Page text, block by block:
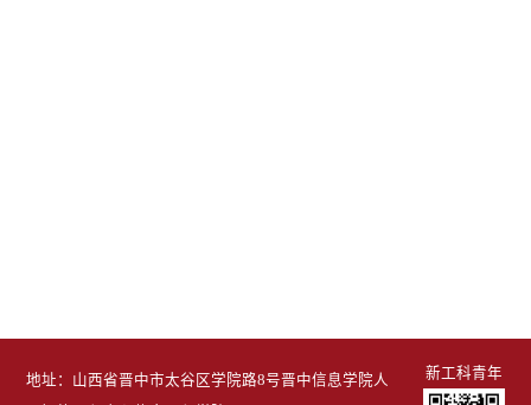
地址：山西省晋中市太谷区学院路8号晋中信息学院人
新工科青年